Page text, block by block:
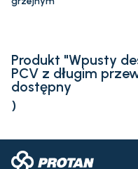
Produkt "Wpusty
PCV z długim
dostępny
)